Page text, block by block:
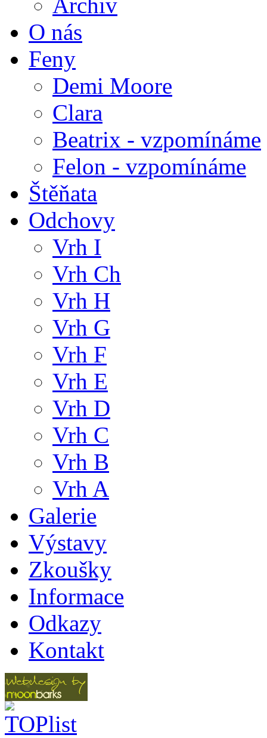
O nás
Feny
Demi Moore
Clara
Beatrix - vzpomínáme
Felon - vzpomínáme
Štěňata
Odchovy
Vrh I
Vrh Ch
Vrh H
Vrh G
Vrh F
Vrh E
Vrh D
Vrh C
Vrh B
Vrh A
Galerie
Výstavy
Zkoušky
Informace
Odkazy
Kontakt